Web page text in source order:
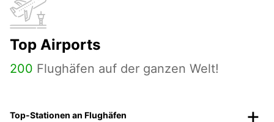
Top Airports
200 Flughäfen auf der ganzen Welt!
Top-Stationen an Flughäfen